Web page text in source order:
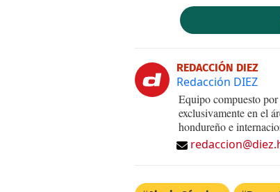
REDACCIÓN DIEZ
Redacción DIEZ
Equipo compuesto
exclusivamente en el
hondureño e